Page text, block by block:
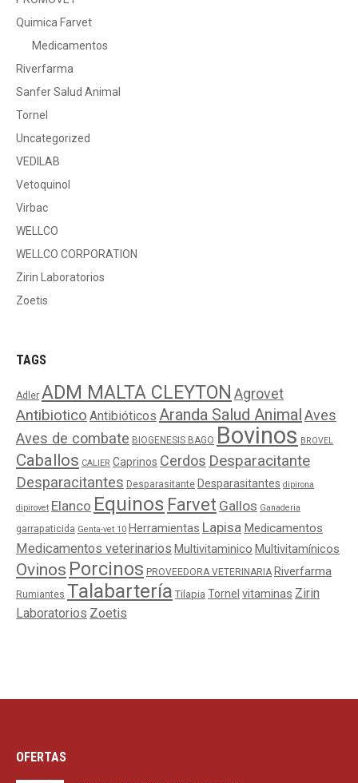
Quimica Farvet
Medicamentos
Riverfarma
Sanfer Salud Animal
Tornel
Uncategorized
VEDILAB
Vetoquinol
Virbac
WELLCO
WELLCO CORPORATION
Zirin Laboratorios
Zoetis
TAGS
Adler ADM MALTA CLEYTON Agrovet
Antibiotico Antibióticos Aranda Salud AnimalAves
Aves de combate BIOGENESIS BAGO Bovinos BROVEL
Caballos CALIER Caprinos Cerdos Desparacitante
Desparacitantes Desparasitante Desparasitantes dipirona
dipirovet Elanco Equinos Farvet Gallos Ganaderia
garrapaticida Genta-vet 10 Herramientas Lapisa Medicamentos
Medicamentos veterinarios Multivitaminico Multivitamínicos
Ovinos Porcinos PROVEEDORA VETERINARIA Riverfarma
Rumiantes Talabartería Tilapia Tornel vitaminas Zirin
Laboratorios Zoetis
OFERTAS